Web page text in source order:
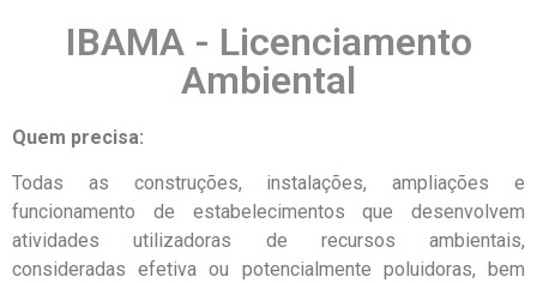
IBAMA - Licenciamento
Ambiental
Quem precisa:
Todas as construções, instalações, ampliações e
funcionamento de estabelecimentos que desenvolvem
atividades utilizadoras de recursos ambientais,
consideradas efetiva ou potencialmente poluidoras, bem